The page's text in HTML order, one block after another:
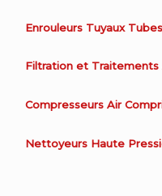
Enrouleurs Tuyaux
Filtration et Traitements
Compresseurs Air
Nettoyeurs Haute